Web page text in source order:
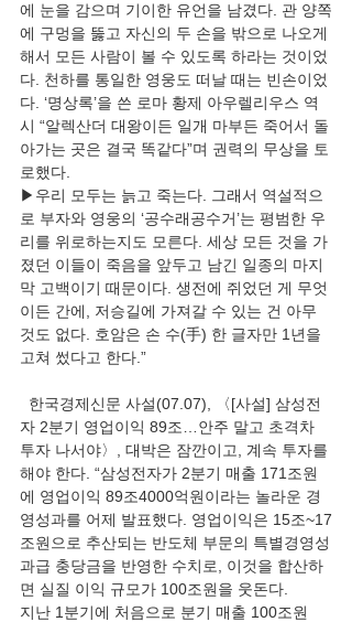
에 눈을 감으며 기이한 유언을 남겼다. 관 양쪽
에 구멍을 뚫고 자신의 두 손을 밖으로 나오게
해서 모든 사람이 볼 수 있도록 하라는 것이었
다. 천하를 통일한 영웅도 떠날 때는 빈손이었
다. ‘명상록’을 쓴 로마 황제 아우렐리우스 역
시 “알렉산더 대왕이든 일개 마부든 죽어서 돌
아가는 곳은 결국 똑같다”며 권력의 무상을 토
로했다.
▶우리 모두는 늙고 죽는다. 그래서 역설적으
로 부자와 영웅의 ‘공수래공수거’는 평범한 우
리를 위로하는지도 모른다. 세상 모든 것을 가
졌던 이들이 죽음을 앞두고 남긴 일종의 마지
막 고백이기 때문이다. 생전에 쥐었던 게 무엇
이든 간에, 저승길에 가져갈 수 있는 건 아무
것도 없다. 호암은 손 수(手) 한 글자만 1년을
고쳐 썼다고 한다.”
한국경제신문 사설(07.07), 〈[사설] 삼성전
자 2분기 영업이익 89조…안주 말고 초격차
투자 나서야〉, 대박은 잠깐이고, 계속 투자를
해야 한다. “삼성전자가 2분기 매출 171조원
에 영업이익 89조4000억원이라는 놀라운 경
영성과를 어제 발표했다. 영업이익은 15조~17
조원으로 추산되는 반도체 부문의 특별경영성
과급 충당금을 반영한 수치로, 이것을 합산하
면 실질 이익 규모가 100조원을 웃돈다.
지난 1분기에 처음으로 분기 매출 100조원